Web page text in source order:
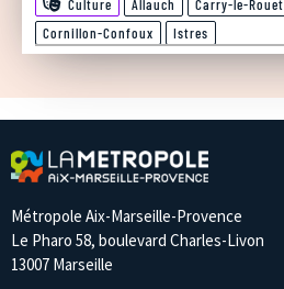
Culture Allauch
Carry-le-Rouet
Cornillon-Confoux
Istres
Métropole Aix-Marseille-Provence
Le Pharo 58, boulevard Charles-Livon
13007 Marseille